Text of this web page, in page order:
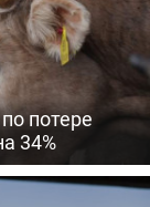
потере
34%